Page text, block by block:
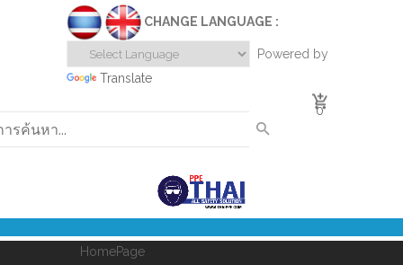
CHANGE LANGUAGE :
Powered by
Translate
0
HomePage